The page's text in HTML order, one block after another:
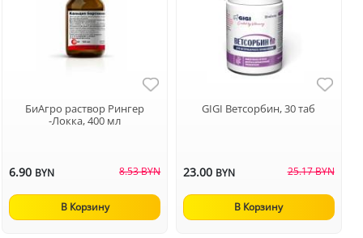
БиАгро раствор Рингер
-Локка, 400 мл
6.90 BYN 8.53 BYN
В Корзину
GIGI Ветсорбин, 30 таб
23.00 BYN 25.17 BYN
В Корзину